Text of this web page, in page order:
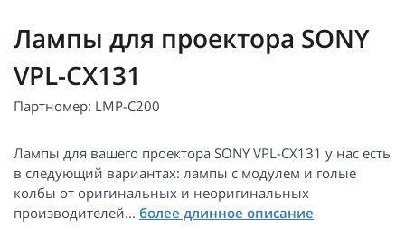
Лампы для проектора SONY
VPL-CX131
Партномер: LMP-C200
Лампы для вашего проектора SONY VPL-CX131 у нас есть
в следующий вариантах: лампы с модулем и голые
колбы от оригинальных и неоригинальных
производителей...